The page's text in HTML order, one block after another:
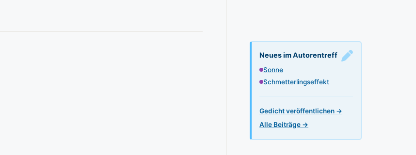
Neues im Autorentreff
Sonne
Schmetterlingseffekt
Gedicht veröffentlichen →
Alle Beiträge →